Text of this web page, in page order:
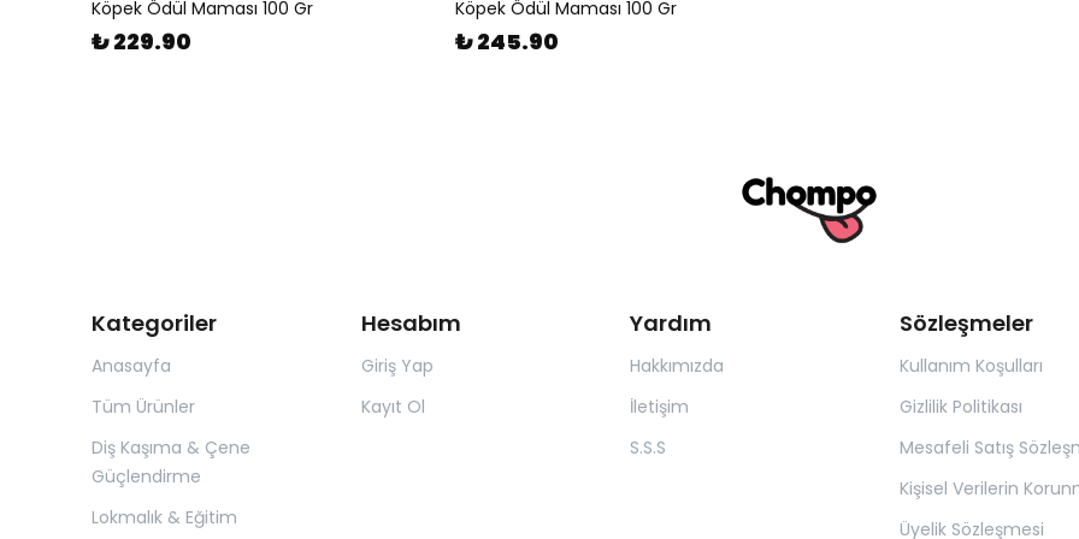
Köpek Ödül Maması 100 Gr
₺ 229.90
Köpek Ödül Maması 100 Gr
₺ 245.90
Kategoriler
Anasayfa
Tüm Ürünler
Diş Kaşıma & Çene
Güçlendirme
Lokmalık & Eğitim
Hesabım
Giriş Yap
Kayıt Ol
Yardım
Hakkımızda
İletişim
S.S.S
Sözleşmeler
Kullanım Koşulları
Gizlilik Politikası
Mesafeli Satış
Kişisel Verilerin
Üyelik Sözleşmesi